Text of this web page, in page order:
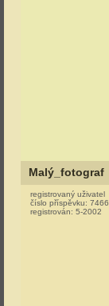
Malý_fotograf
registrovaný uživatel
číslo příspěvku: 7466
registrován: 5-2002